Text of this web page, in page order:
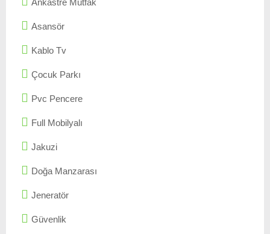
Ankastre Mutfak
Asansör
Kablo Tv
Çocuk Parkı
Pvc Pencere
Full Mobilyalı
Jakuzi
Doğa Manzarası
Jeneratör
Güvenlik